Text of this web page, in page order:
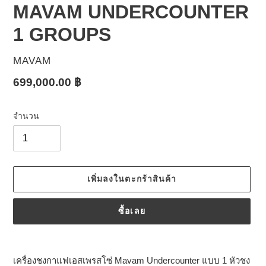
MAVAM UNDERCOUNTER
1 GROUPS
ผู้
MAVAM
ราคา
699,000.00 ฿
จำนวน
เพิ่มลงในตะกร้าสินค้า
ซื้อเลย
เพิ่มสิน
เครื่องชงกาแฟเอสเพรสโซ่ Mavam Undercounter แบบ 1 หัวชง